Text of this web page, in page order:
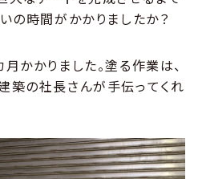
いの時間がかかりましたか？
かかりました。塗る作業は、
築の社長さんが手伝ってくれ